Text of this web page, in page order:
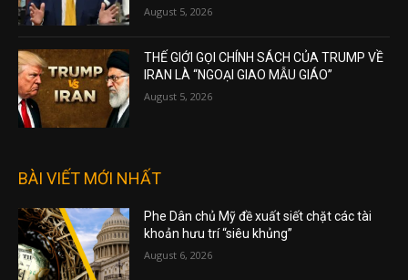
August 5, 2026
THẾ GIỚI GỌI CHÍNH SÁCH CỦA TRUMP VỀ
IRAN LÀ “NGOẠI GIAO MẪU GIÁO”
August 5, 2026
BÀI VIẾT MỚI NHẤT
Phe Dân chủ Mỹ đề xuất siết chặt các tài
khoản hưu trí “siêu khủng”
August 6, 2026